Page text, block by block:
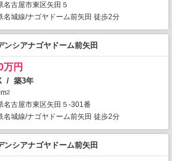
名古屋市東区矢田５
名城線/ナゴヤドーム前矢田 徒歩2分
ンシアナゴヤドーム前矢田
万円
/ 築3年
2
名古屋市東区矢田５-301番
名城線/ナゴヤドーム前矢田 徒歩2分
ンシアナゴヤドーム前矢田